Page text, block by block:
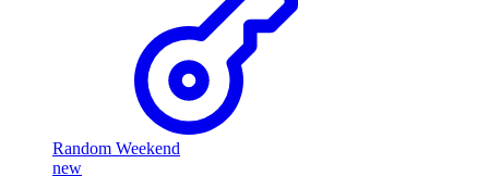
Random Weekend
new